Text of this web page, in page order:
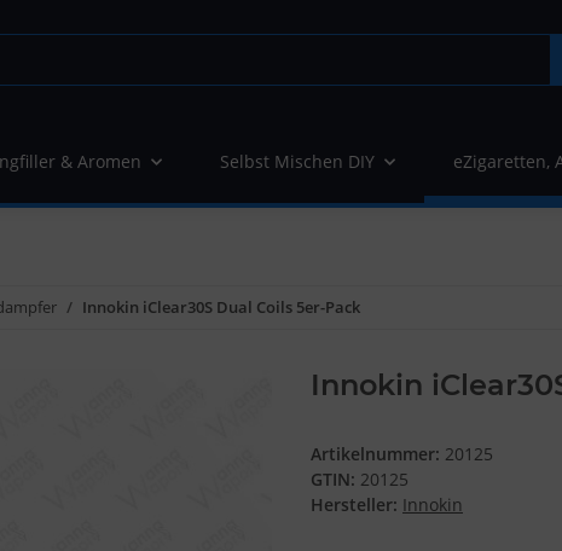
& Aromen Selbst Mischen DIY eZigaretten,
Innokin iClear30S Dual Coils 5er-Pack
Innokin
Artikelnummer: 20125
GTIN: 20125
Hersteller: Innokin